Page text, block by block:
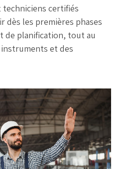
certifiés
dès les premières phases
de planification, tout au
et des